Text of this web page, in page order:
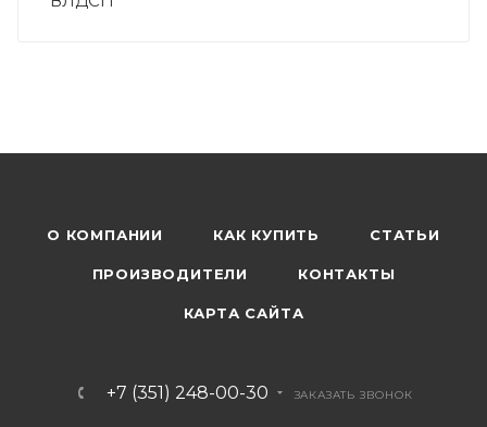
О КОМПАНИИ КАК КУПИТЬ СТАТЬИ
ПРОИЗВОДИТЕЛИ КОНТАКТЫ
КАРТА САЙТА
+7 (351) 248-00-30 ЗАКАЗАТЬ ЗВОНОК